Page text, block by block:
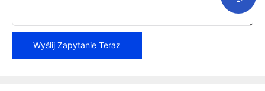
Wyślij Zapytanie Teraz